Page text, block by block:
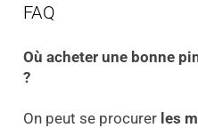
FAQ
Où acheter une bonne
?
On peut se procurer les